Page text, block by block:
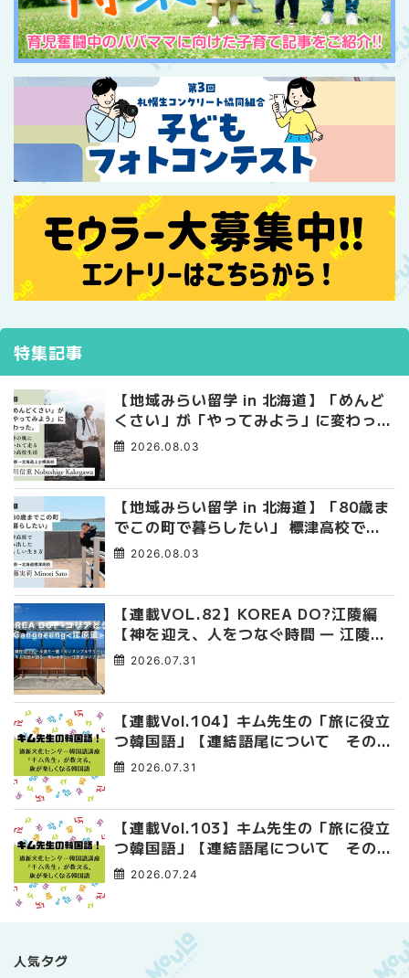
特集記事
【地域みらい留学 in 北海道】「めんど
くさい」が「やってみよう」に変わっ
た。 十勝の風に吹かれて走る、僕の泥
2026.08.03
【地域みらい留学 in 北海道】「80歳ま
でこの町で暮らしたい」 標津高校で踏
み出した、私らしい生き方
2026.08.03
【連載VOL.82】KOREA DO?江陵編
【神を迎え、人をつなぐ時間 ― 江陵端
午祭 】
2026.07.31
【連載Vol.104】キム先生の「旅に役立
つ韓国語」【連結語尾について その
4】2026.07.31
【連載Vol.103】キム先生の「旅に役立
つ韓国語」【連結語尾について その
3】2026.07.24
人気タグ